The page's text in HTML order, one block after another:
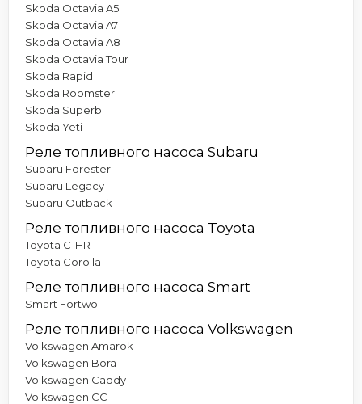
Skoda Octavia A5
Skoda Octavia A7
Skoda Octavia A8
Skoda Octavia Tour
Skoda Rapid
Skoda Roomster
Skoda Superb
Skoda Yeti
Реле топливного насоса Subaru
Subaru Forester
Subaru Legacy
Subaru Outback
Реле топливного насоса Toyota
Toyota C-HR
Toyota Corolla
Реле топливного насоса Smart
Smart Fortwo
Реле топливного насоса Volkswagen
Volkswagen Amarok
Volkswagen Bora
Volkswagen Caddy
Volkswagen CC